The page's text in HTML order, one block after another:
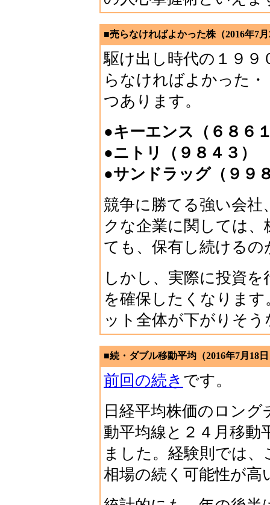
■売らなければよかった株（2016年7
駆け出し時代の１９９
らなければよかった
つあります。
●キーエンス（６８６
●ニトリ（９８４３）
●サンドラッグ（９９
競争に勝てる強い会
クな企業に関しては
ても、保有し続ける
しかし、実際に投資
を確保したくなりま
ット全体が下がりそ
■続・ダブル移動平均（2016年7月18
前回の続き です。
日経平均株価のロン
動平均線と２４月移
ました。経験則では
相場の続く可能性が高